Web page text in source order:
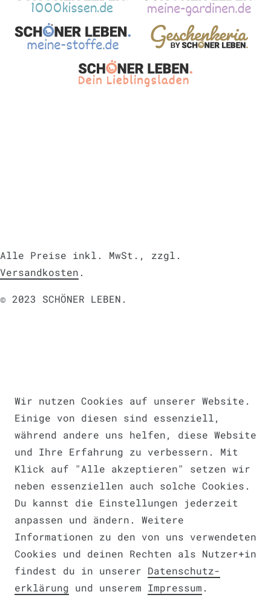
Wir nutzen Cookies auf unserer Website.
Einige von diesen sind essenziell,
während andere uns helfen, diese Website
und Ihre Erfahrung zu verbessern. Mit
Klick auf "Alle akzeptieren" setzen wir
neben essenziellen auch solche Cookies.
Du kannst die Einstellungen jederzeit
anpassen und ändern. Weitere
Informationen zu den von uns verwendeten
Cookies und deinen Rechten als Nutzer+in
findest du in unserer Daten­schutz­
erklärung und unserem Impressum .
Alle Preise inkl. MwSt., zzgl.
Versandkosten .
© 2023 SCHÖNER LEBEN.
Barrierefreiheitserklärung
Widerrufs­recht VERTRAG WIDERRUFEN